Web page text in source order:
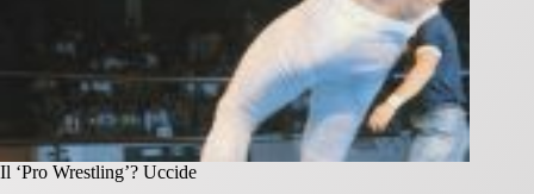
Il ‘Pro Wrestling’? Uccide